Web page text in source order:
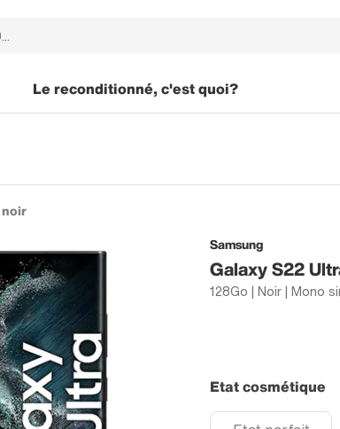
Le reconditionné, c'est quoi?
Samsung
Galaxy S22
128Go | Noir | Mono
Etat cosmétique